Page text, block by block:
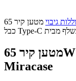
גיבוי
מטען קיר 65W עם
מטען קיר 65W עם כבל Type-C נשלף מבית
Miracase